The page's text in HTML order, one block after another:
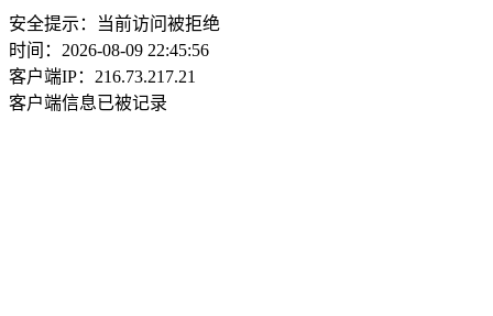
安全提示：当前访问被拒绝
时间：2026-08-09 22:45:56
客户端IP：216.73.217.21
客户端信息已被记录